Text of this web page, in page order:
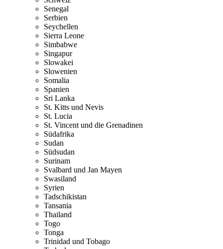
Senegal
Serbien
Seychellen
Sierra Leone
Simbabwe
Singapur
Slowakei
Slowenien
Somalia
Spanien
Sri Lanka
St. Kitts und Nevis
St. Lucia
St. Vincent und die Grenadinen
Südafrika
Sudan
Südsudan
Surinam
Svalbard und Jan Mayen
Swasiland
Syrien
Tadschikistan
Tansania
Thailand
Togo
Tonga
Trinidad und Tobago